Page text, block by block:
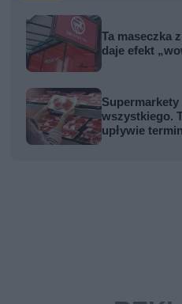
Ta maseczka
daje efekt
wszystkiego.
upływie